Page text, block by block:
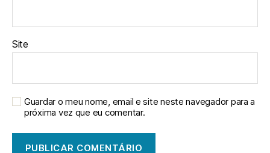
Site
Guardar o meu nome, email e site neste navegador para a
próxima vez que eu comentar.